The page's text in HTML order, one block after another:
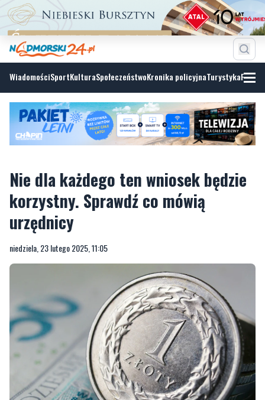
WiadomościSportKulturaSpołeczeństwoKronika policyjnaTurystyka
Nie dla każdego ten wniosek będzie
urzędnicy
niedziela, 23 lutego 2025, 11:05
ZDJĘCIE ILUSTRACYJNE/PIXABAY.COM.JPG